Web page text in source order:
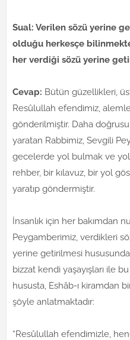
Sual: Verilen sözü yerine
olduğu herkesçe
her verdiği sözü yerine
Cevap: Bütün güzellikleri,
Resûlullah efendimiz,
gönderilmiştir. Daha
yaratan Rabbimiz, Sevgili
gecelerde yol bulmak ve
rehber, bir kılavuz, bir yol
yaratıp göndermiştir.
İnsanlık için her bakımdan
Peygamberimiz, verdikleri
yerine getirilmesi
bizzat kendi yaşayışları ile
hususta, Eshâb-ı kiramdan
şöyle anlatmaktadır:
“Resûlullah efendimizle,